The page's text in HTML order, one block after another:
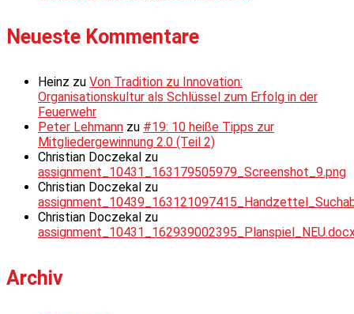
Neueste Kommentare
Heinz zu Von Tradition zu Innovation:
Organisationskultur als Schlüssel zum Erfolg in der
Feuerwehr
Peter Lehmann zu #19: 10 heiße Tipps zur
Mitgliedergewinnung 2.0 (Teil 2)
Christian Doczekal zu
assignment_10431_163179505979_Screenshot_9.png
Christian Doczekal zu
Christian Doczekal zu
Archiv